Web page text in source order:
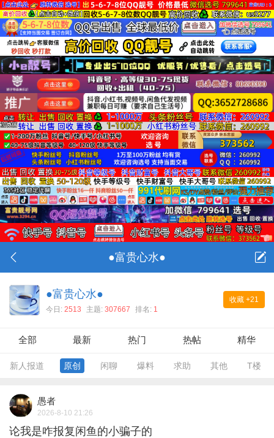
●富贵心水●
收藏 +21
●富贵心水●
今日: 2513 主题: 307667 排名: 1
全部 最新 热门 热帖 精华
新人报道 原创 闲聊 爆料 求助 其他 T楼
愚者
2026-8-10 21:26
论我是咋报复闲鱼的小骗子的